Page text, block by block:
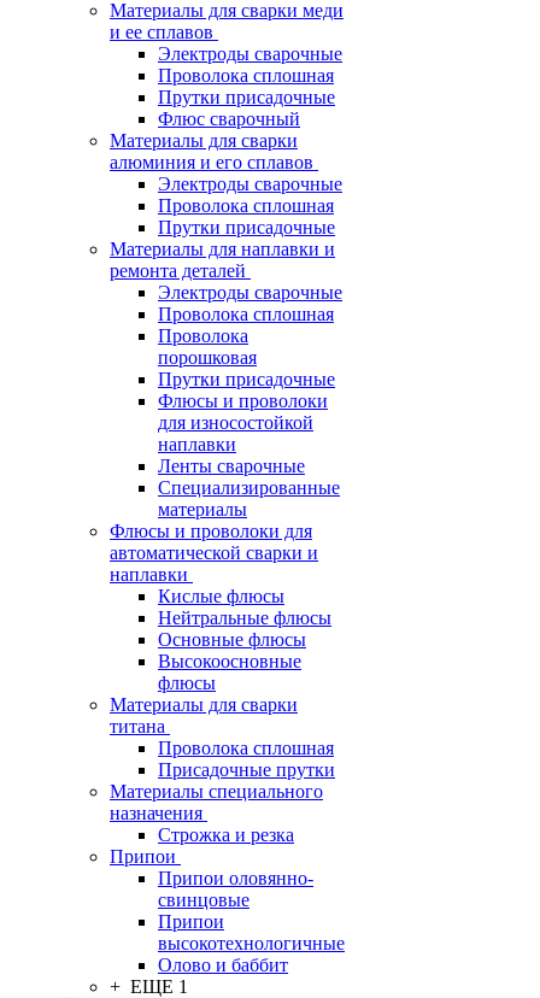
Материалы для сварки меди
и ее сплавов
Электроды сварочные
Проволока сплошная
Прутки присадочные
Флюс сварочный
Материалы для сварки
алюминия и его сплавов
Электроды сварочные
Проволока сплошная
Прутки присадочные
Материалы для наплавки и
ремонта деталей
Электроды сварочные
Проволока сплошная
Проволока
порошковая
Прутки присадочные
Флюсы и проволоки
для износостойкой
наплавки
Ленты сварочные
Специализированные
материалы
Флюсы и проволоки для
автоматической сварки и
наплавки
Кислые флюсы
Нейтральные флюсы
Основные флюсы
Высокоосновные
флюсы
Материалы для сварки
титана
Проволока сплошная
Присадочные прутки
Материалы специального
назначения
Строжка и резка
Припои
Припои оловянно-
свинцовые
Припои
высокотехнологичные
Олово и баббит
+ ЕЩЕ 1